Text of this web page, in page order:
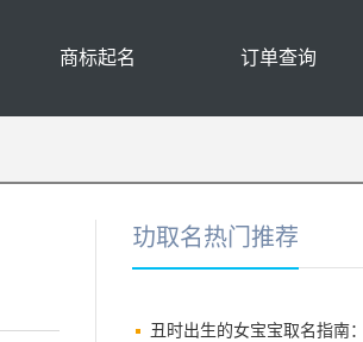
商标起名 订单查询
玏取名热门推荐
丑时出生的女宝宝取名指南